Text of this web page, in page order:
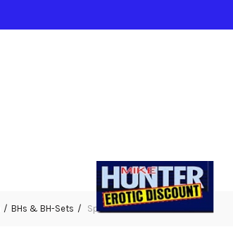
BHs & BH-Sets Spitzenset schwarz 3XL